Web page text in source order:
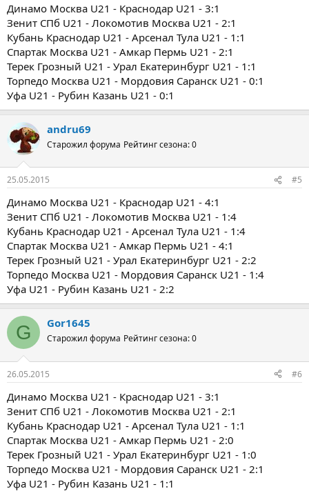
Динамо Москва U21 - Краснодар U21 - 3:1
Зенит СПб U21 - Локомотив Москва U21 - 2:1
Кубань Краснодар U21 - Арсенал Тула U21 - 1:1
Спартак Москва U21 - Амкар Пермь U21 - 2:1
Терек Грозный U21 - Урал Екатеринбург U21 - 1:1
Торпедо Москва U21 - Мордовия Саранск U21 - 0:1
Уфа U21 - Рубин Казань U21 - 0:1
andru69
Старожил форума Рейтинг сезона: 0
25.05.2015 #5
Динамо Москва U21 - Краснодар U21 - 4:1
Зенит СПб U21 - Локомотив Москва U21 - 1:4
Кубань Краснодар U21 - Арсенал Тула U21 - 1:4
Спартак Москва U21 - Амкар Пермь U21 - 4:1
Терек Грозный U21 - Урал Екатеринбург U21 - 2:2
Торпедо Москва U21 - Мордовия Саранск U21 - 1:4
Уфа U21 - Рубин Казань U21 - 2:2
G Gor1645
Старожил форума Рейтинг сезона: 0
26.05.2015 #6
Динамо Москва U21 - Краснодар U21 - 3:1
Зенит СПб U21 - Локомотив Москва U21 - 2:1
Кубань Краснодар U21 - Арсенал Тула U21 - 1:1
Спартак Москва U21 - Амкар Пермь U21 - 2:0
Терек Грозный U21 - Урал Екатеринбург U21 - 1:0
Торпедо Москва U21 - Мордовия Саранск U21 - 2:1
Уфа U21 - Рубин Казань U21 - 1:1